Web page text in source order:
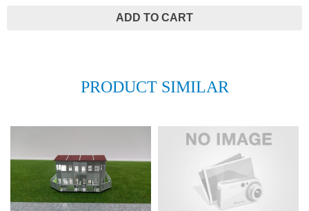
ADD TO CART
PRODUCT SIMILAR